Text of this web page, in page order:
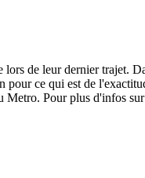
de leur dernier trajet.
ce qui est de
Metro. Pour plus d'infos